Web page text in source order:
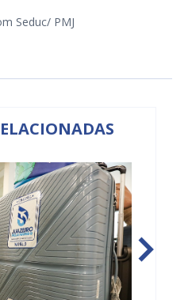
Seduc/ PMJ